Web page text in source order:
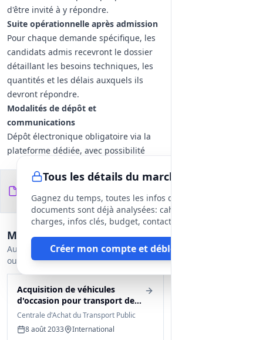
d'être invité à y répondre.
Suite opérationnelle après admission
Pour chaque demande spécifique, les
candidats admis recevront le dossier
détaillant les besoins techniques, les
quantités et les délais auxquels ils
devront répondre.
Modalités de dépôt et
communications
Dépôt électronique obligatoire via la
plateforme dédiée, avec possibilité
support physique (clé USB ou papier)
selon instructions.
Échanges en langue française ;
désignation de contacts et d'adresses
électroniques pour le dépôt et les
demandes d'information.
Vérifications et contrôles
Examen des candidatures axé sur :
exclusions de plein droit, capacité
juridique/financière/technique et
justification par pièces probantes.
Notifications d'admission ou de rejet
Tous les détails du marché
Gagnez du temps, toutes les infos des
documents sont déjà analysées: cahier des
charges, infos clés, budget, contact, etc
Créer mon compte et débloquer
Documents du
DCE
fichiers
Marchés similaires
Autres appels d'offres proches encore
ouverts.
Acquisition de véhicules
d'occasion pour transport de
voyageurs
Centrale d'Achat du Transport Public
8 août 2033
International